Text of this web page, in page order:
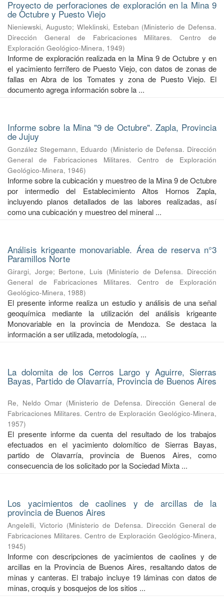
Proyecto de perforaciones de exploración en la Mina 9
de Octubre y Puesto Viejo
Nieniewski, Augusto; Wleklinski, Esteban (Ministerio de Defensa.
Dirección General de Fabricaciones Militares. Centro de
Exploración Geológico-Minera, 1949)
Informe de exploración realizada en la Mina 9 de Octubre y en
el yacimiento ferrífero de Puesto Viejo, con datos de zonas de
fallas en Abra de los Tomates y zona de Puesto Viejo. El
documento agrega información sobre la ...
Informe sobre la Mina "9 de Octubre". Zapla, Provincia
de Jujuy
González Stegemann, Eduardo (Ministerio de Defensa. Dirección
General de Fabricaciones Militares. Centro de Exploración
Geológico-Minera, 1946)
Informe sobre la cubicación y muestreo de la Mina 9 de Octubre
por intermedio del Establecimiento Altos Hornos Zapla,
incluyendo planos detallados de las labores realizadas, así
como una cubicación y muestreo del mineral ...
Análisis krigeante monovariable. Área de reserva n°3
Paramillos Norte
Girargi, Jorge; Bertone, Luis (Ministerio de Defensa. Dirección
General de Fabricaciones Militares. Centro de Exploración
Geológico-Minera, 1988)
El presente informe realiza un estudio y análisis de una señal
geoquímica mediante la utilización del análisis krigeante
Monovariable en la provincia de Mendoza. Se destaca la
información a ser utilizada, metodología, ...
La dolomita de los Cerros Largo y Aguirre, Sierras
Bayas, Partido de Olavarría, Provincia de Buenos Aires
Re, Neldo Omar (Ministerio de Defensa. Dirección General de
Fabricaciones Militares. Centro de Exploración Geológico-Minera,
1957)
El presente informe da cuenta del resultado de los trabajos
efectuados en el yacimiento dolomítico de Sierras Bayas,
partido de Olavarría, provincia de Buenos Aires, como
consecuencia de los solicitado por la Sociedad Mixta ...
Los yacimientos de caolines y de arcillas de la
provincia de Buenos Aires
Angelelli, Victorio (Ministerio de Defensa. Dirección General de
Fabricaciones Militares. Centro de Exploración Geológico-Minera,
1945)
Informe con descripciones de yacimientos de caolines y de
arcillas en la Provincia de Buenos Aires, resaltando datos de
minas y canteras. El trabajo incluye 19 láminas con datos de
minas, croquis y bosquejos de los sitios ...